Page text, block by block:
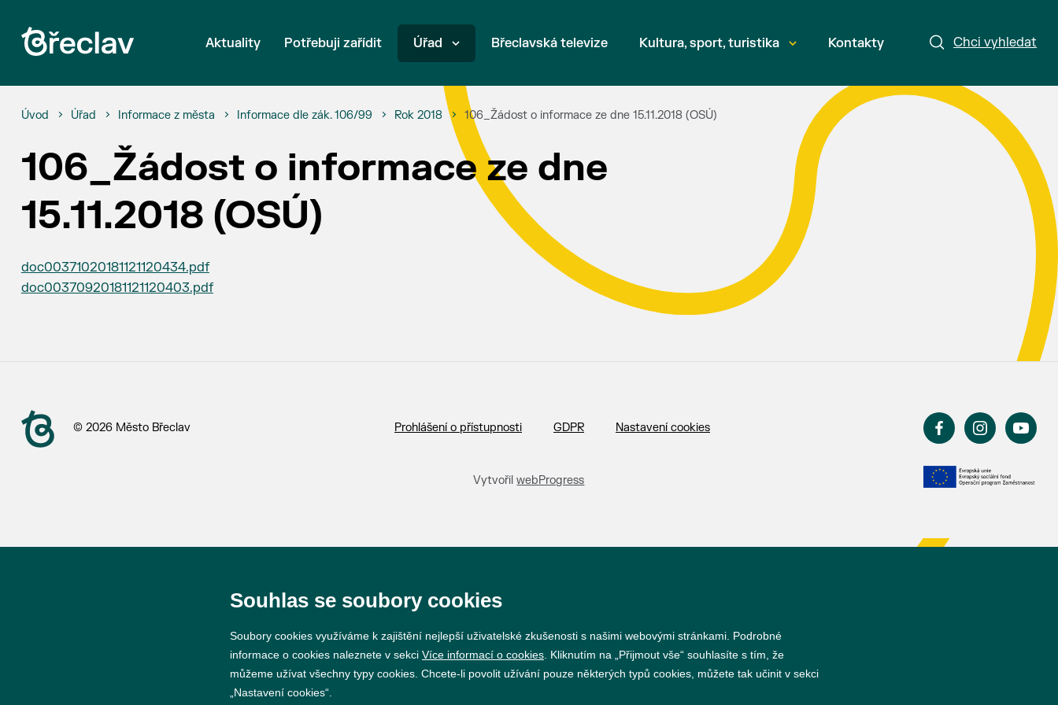
Chci vyhledat
Aktuality Potřebuji zařídit Úřad Břeclavská televize Kultura, sport, turistika Kontakty
Úvod Úřad Informace z města Informace dle zák. 106/99 Rok 2018 106_Žádost o informace ze dne 15.11.2018 (OSÚ)
106_Žádost o informace ze dne
15.11.2018 (OSÚ)
doc00371020181121120434.pdf
doc00370920181121120403.pdf
© 2026 Město Břeclav Prohlášení o přístupnosti GDPR Nastavení cookies
VytvořilwebProgress
Souhlas se soubory cookies
Soubory cookies využíváme k zajištění nejlepší uživatelské zkušenosti s našimi webovými stránkami. Podrobné
informace o cookies naleznete v sekci Více informací o cookies . Kliknutím na „Přijmout vše“ souhlasíte s tím, že
můžeme užívat všechny typy cookies. Chcete-li povolit užívání pouze některých typů cookies, můžete tak učinit v sekci
„Nastavení cookies“.